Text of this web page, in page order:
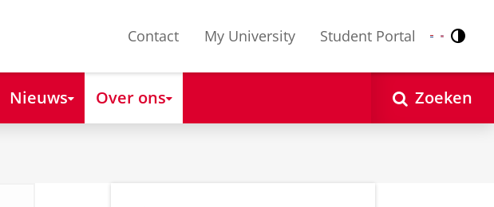
Contact My University Student Portal Nederlands
English
Nieuws Over ons Zoeken